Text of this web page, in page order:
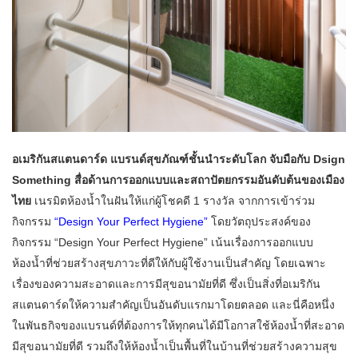
อเมริกันสแตนดาร์ด แบรนด์สุขภัณฑ์ชั้นนำระดับโลก จับมือกับ Dsign
Something สื่อด้านการออกแบบและสถาปัตยกรรมอันดับต้นของเมือง
ไทย เนรมิตห้องน้ำในฝันให้แก่ผู้โชคดี 1 รางวัล จากการเข้าร่วม
กิจกรรม “Design Your Perfect Hygiene” โดยวัตถุประสงค์ของ
กิจกรรม “Design Your Perfect Hygiene” เน้นเรื่องการออกแบบ
ห้องน้ำที่ช่วยสร้างสุขภาวะที่ดีให้กับผู้ใช้งานเป็นสำคัญ โดยเฉพาะ
เรื่องของความสะอาดและการมีสุขอนามัยที่ดี ซึ่งเป็นสิ่งที่อเมริกัน
สแตนดาร์ดให้ความสำคัญเป็นอันดับแรกมาโดยตลอด และนี่คือหนึ่ง
ในพันธกิจของแบรนด์ที่ต้องการให้ทุกคนได้มีโอกาสใช้ห้องน้ำที่สะอาด
มีสุขอนามัยที่ดี รวมถึงให้ห้องน้ำเป็นพื้นที่ในบ้านที่ช่วยสร้างความสุข